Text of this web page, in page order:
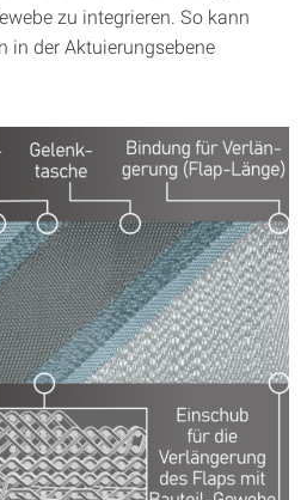
zu integrieren. So kann
in der Aktuierungsebene